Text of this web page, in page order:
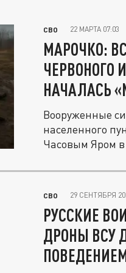
СВО 22 МАРТА 07:03
МАРОЧКО:
ЧЕРВОНОГО
НАЧАЛАСЬ
Вооруженные
населенного
Часовым Яром
СВО 29 СЕНТЯБРЯ
РУССКИЕ
ДРОНЫ ВСУ